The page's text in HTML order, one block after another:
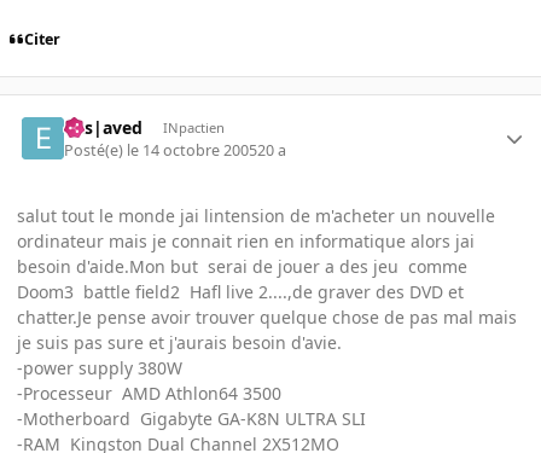
Citer
Ens|aved INpactien
Posté(e) le 14 octobre 200520 a
salut tout le monde jai lintension de m'acheter un nouvelle
ordinateur mais je connait rien en informatique alors jai
besoin d'aide.Mon but serai de jouer a des jeu comme
Doom3 battle field2 Hafl live 2....,de graver des DVD et
chatter.Je pense avoir trouver quelque chose de pas mal mais
je suis pas sure et j'aurais besoin d'avie.
-power supply 380W
-Processeur AMD Athlon64 3500
-Motherboard Gigabyte GA-K8N ULTRA SLI
-RAM Kingston Dual Channel 2X512MO